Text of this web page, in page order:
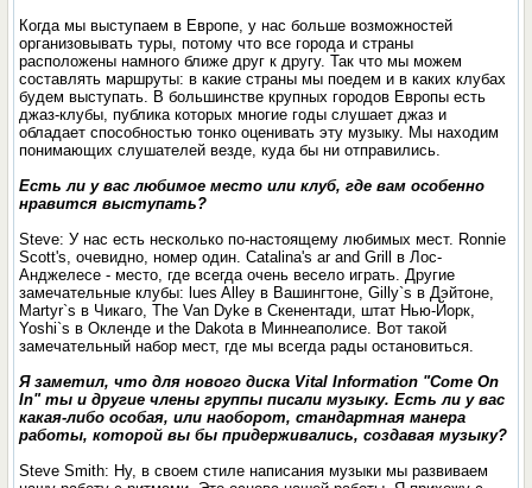
Когда мы выступаем в Европе, у нас больше возможностей
организовывать туры, потому что все города и страны
расположены намного ближе друг к другу. Так что мы можем
составлять маршруты: в какие страны мы поедем и в каких клубах
будем выступать. В большинстве крупных городов Европы есть
джаз-клубы, публика которых многие годы слушает джаз и
обладает способностью тонко оценивать эту музыку. Мы находим
понимающих слушателей везде, куда бы ни отправились.
Есть ли у вас любимое место или клуб, где вам особенно
нравится выступать?
Steve: У нас есть несколько по-настоящему любимых мест. Ronnie
Scott's, очевидно, номер один. Catalina's ar and Grill в Лос-
Анджелесе - место, где всегда очень весело играть. Другие
замечательные клубы: lues Alley в Вашингтоне, Gilly`s в Дэйтоне,
Martyr`s в Чикаго, The Van Dyke в Скенентади, штат Нью-Йорк,
Yoshi`s в Окленде и the Dakota в Миннеаполисе. Вот такой
замечательный набор мест, где мы всегда рады остановиться.
Я заметил, что для нового диска Vital Information "Come On
In" ты и другие члены группы писали музыку. Есть ли у вас
какая-либо особая, или наоборот, стандартная манера
работы, которой вы бы придерживались, создавая музыку?
Steve Smith: Ну, в своем стиле написания музыки мы развиваем